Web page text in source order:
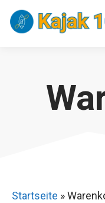
Zum
Inhalt
Startseite »